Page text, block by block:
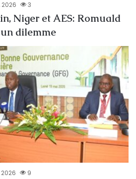
2026 3
Niger et AES: Romuald
dilemme
2026 9